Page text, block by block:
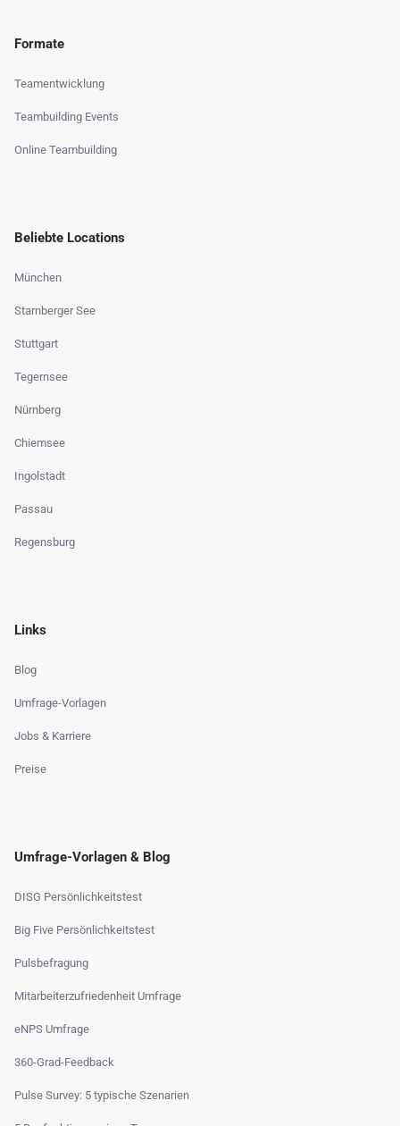
Formate
Teamentwicklung
Teambuilding Events
Online Teambuilding
Beliebte Locations
München
Starnberger See
Stuttgart
Tegernsee
Nürnberg
Chiemsee
Ingolstadt
Passau
Regensburg
Links
Blog
Umfrage-Vorlagen
Jobs & Karriere
Preise
Umfrage-Vorlagen & Blog
DISG Persönlichkeitstest
Big Five Persönlichkeitstest
Pulsbefragung
Mitarbeiterzufriedenheit Umfrage
eNPS Umfrage
360-Grad-Feedback
Pulse Survey: 5 typische Szenarien